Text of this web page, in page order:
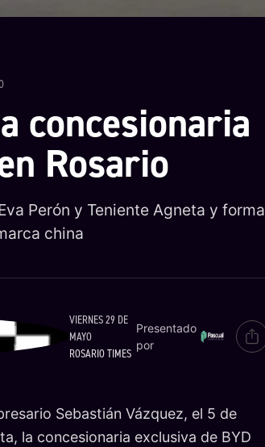
concesionaria
Rosario
Perón y Teniente Agneta y forma
china
VIERNES 29 DE
MAYO
ROSARIO TIMES
Presentado
por
Sebastián Vázquez, el 5 de
la concesionaria exclusiva de BYD